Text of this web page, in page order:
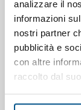
analizzare il
informazioni
nostri partner
pubblicità e
con altre
raccolto dal
esigenza che
spazi ristretti (
refrigerante
impatto
posteriore di
intermedio di